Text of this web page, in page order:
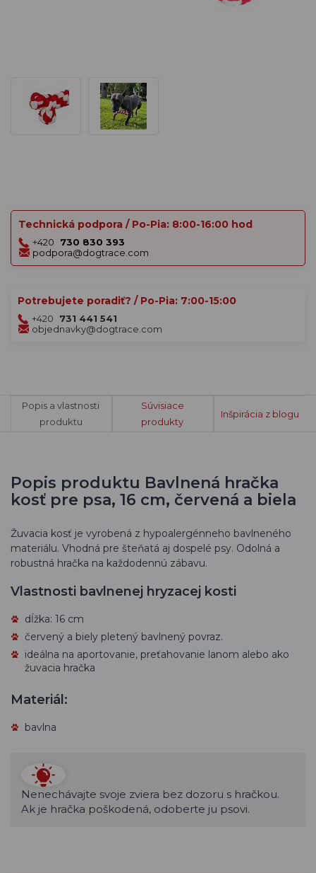
Technická podpora / Po-Pia: 8:00-16:00 hod
+420
730 830 393
podpora@dogtrace.com
Potrebujete poradiť? / Po-Pia: 7:00-15:00
+420
731 441 541
objednavky@dogtrace.com
Popis a vlastnosti
produktu
Súvisiace
produkty
Inšpirácia z blogu
Popis produktu Bavlnená hračka
kosť pre psa, 16 cm, červená a biela
Žuvacia kosť je vyrobená z hypoalergénneho bavlneného
materiálu. Vhodná pre šteňatá aj dospelé psy. Odolná a
robustná hračka na každodennú zábavu.
Vlastnosti bavlnenej hryzacej kosti
dĺžka: 16 cm
červený a biely pletený bavlnený povraz.
ideálna na aportovanie, preťahovanie lanom alebo ako
žuvacia hračka
Materiál:
bavlna
Nenechávajte svoje zviera bez dozoru s hračkou.
Ak je hračka poškodená, odoberte ju psovi.